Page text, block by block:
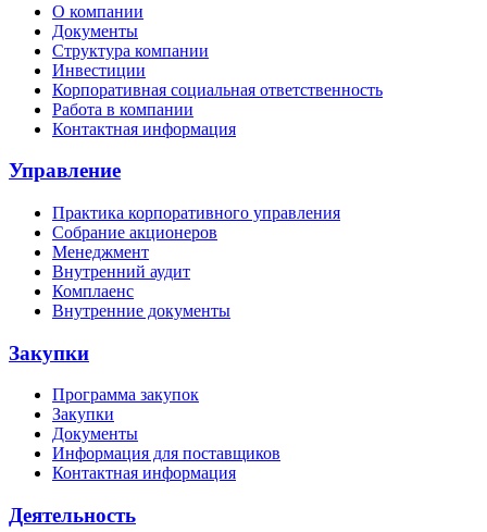
О компании
Документы
Структура компании
Инвестиции
Корпоративная социальная ответственность
Работа в компании
Контактная информация
Управление
Практика корпоративного управления
Собрание акционеров
Менеджмент
Внутренний аудит
Комплаенс
Внутренние документы
Закупки
Программа закупок
Закупки
Документы
Информация для поставщиков
Контактная информация
Деятельность